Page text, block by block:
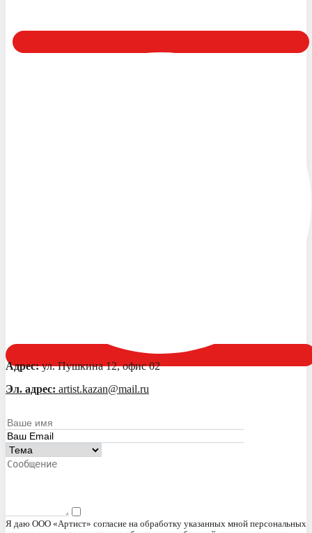
Адрес:ул. Пушкина 12, офис 02
Эл. адрес: artist.kazan@mail.ru
Я даю ООО «Артист» согласие на обработку указанных мной персональных